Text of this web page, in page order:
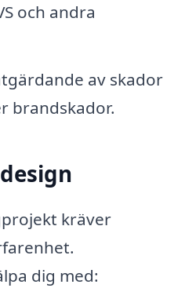
och andra
av skador
brandskador.
kräver
dig med: